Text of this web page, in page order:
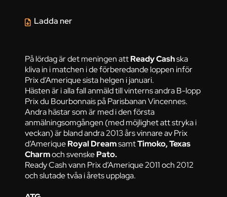
På lördag är det meningen attReady Cashska
kliva in i matchen i de förberedande loppen inför
Prix d’Amerique sista helgen i januari.
Hästen är i alla fall anmäld till vinterns andra B-lopp
Prix du Bourbonnais på Parisbanan Vincennes.
Andra hästar som är med i den första
anmälningsomgången (med möjlighet att stryka i
veckan) är bland andra 2013 års vinnare av Prix
d’AmeriqueRoyal DreamsamtTimoko, Texas
Charmoch svenskePato.
Ready Cash vann Prix d’Amerique 2011 och 2012
och slutade tvåa i årets upplaga.
Ladda ner